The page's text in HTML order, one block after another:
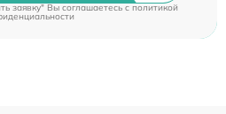
заявку" Вы соглашаетесь cполитикой